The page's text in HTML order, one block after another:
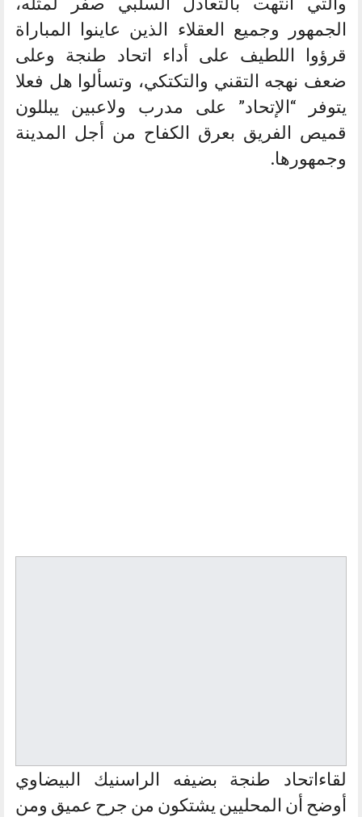
الجمهور وجميع العقلاء الذين عاينوا المباراة
قرؤوا اللطيف على أداء اتحاد طنجة وعلى
ضعف نهجه التقني والتكتكي، وتسألوا هل فعلا
يتوفر “الإتحاد” على مدرب ولاعبين يبللون
قميص الفريق بعرق الكفاح من أجل المدينة
وجمهورها.
لقاءاتحاد طنجة بضيفه الراسنيك البيضاوي
أوضح أن المحليين يشتكون من جرح عميق ومن